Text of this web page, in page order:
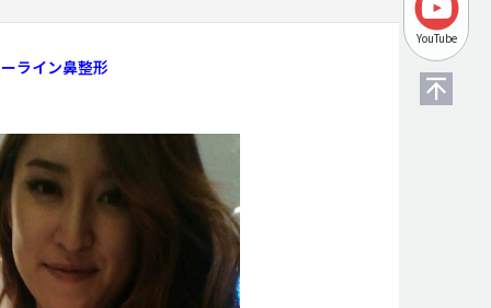
YouTube
ライン鼻整形